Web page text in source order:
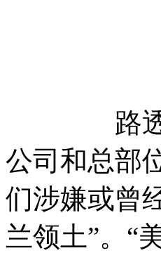
路透社13
公司和总部
们涉嫌或曾
兰领土”。“